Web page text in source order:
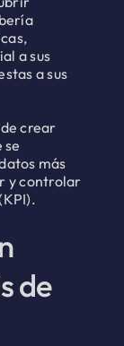
a sus
a sus
crear
se
más
y controlar
de